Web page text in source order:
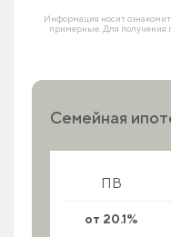
Информация носит
примерные. Для получения
Семейная
ПВ
от 20.1%